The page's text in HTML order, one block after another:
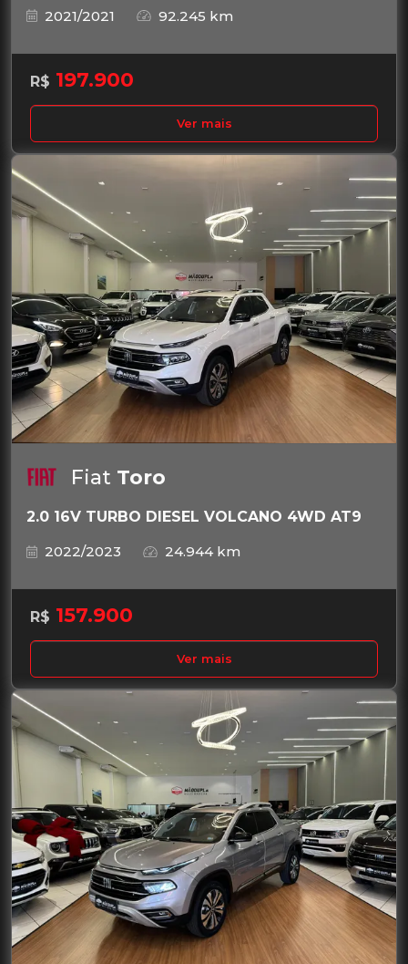
2021/2021
92.245 km
R$ 197.900
Ver mais
Fiat Toro
2.0 16V TURBO DIESEL VOLCANO 4WD AT9
2022/2023
24.944 km
R$ 157.900
Ver mais